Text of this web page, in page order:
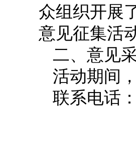
众组织开展
意见征集活
二、意见
活动期间
联系电话